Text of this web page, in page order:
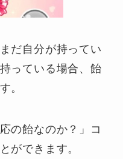
だ自分が持ってい
っている場合、飴
。
の飴なのか？」コ
ができます。